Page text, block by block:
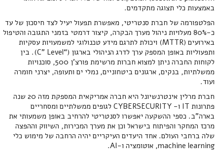
באמצעות כלי תצוגה מתקדמים.
הפלטפורמה של חברת סנטריטי, מאפשרת תפעול יעיל לצד חיסכון של עד
כ-80% מעלויות ניהול מערך הבקרה, קיצור דרמטי בזמני התגובה והטיפול
באירועים (MTTR) ויכולת לתרגם מידע טכנולוגי למשמעויות עסקיות
ותפעוליות באופן המספק ערך לדרג הניהולי בארגון (“C” Level). בין
לקוחות החברה ניתן למצוא חברות מרשימת פורצ'ן 500, סוכנויות
ממשלתיות, בנקים, ארגונים ביטחוניים, נמלי ים ותעופה, יצרני חומרה
ועוד.
חברת מרלין אינטרנשיונל היא חברה אמריקאית המספקת מזה 20 שנה
פתרונות IT ו- CYBERSECURITY לגופים ממשלתיים ומסחריים
בארה"ב. כספי ההשקעה יאפשרו לסנטריטי להרחיב באופן משמעותי את
מרכז המחקר והפיתוח בישראל וכן את מערך המכירות, השיווק וההפצה
שלה ברחבי העולם. אחד היעדים העיקריים יהיה הרחבה של מימוש כלי
machine learning, אוטומציה ו-AI.